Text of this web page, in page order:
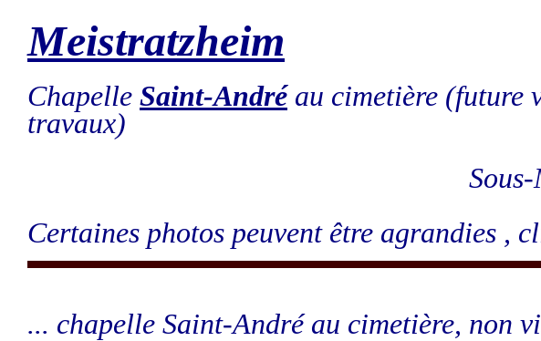
Meistratzheim
Chapelle Saint-Andréau cimetière (future
travaux)
Certaines photos peuvent être agrandies ,
... chapelle Saint-André au cimetière, non